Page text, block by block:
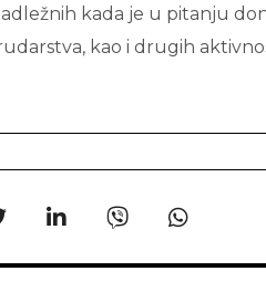
kada je u pitanju
kao i drugih